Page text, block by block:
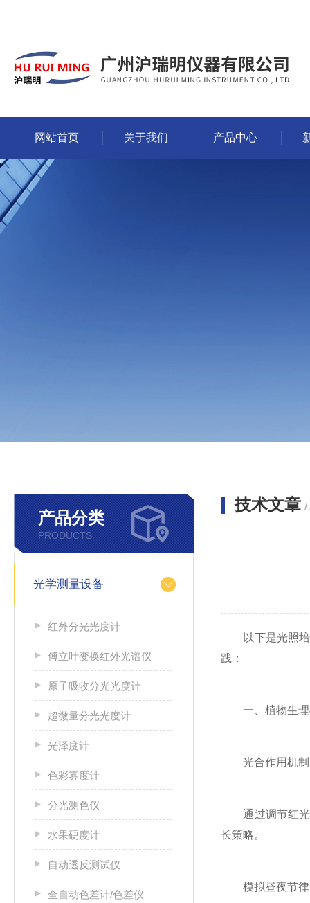
网站首页 关于我们 产品中心
产品分类
PRODUCTS
光学测量设备
红外分光光度计
傅立叶变换红外光谱仪
原子吸收分光光度计
超微量分光光度计
光泽度计
色彩雾度计
分光测色仪
水果硬度计
自动透反测试仪
全自动色差计/色差仪
技术文章 /
以下是光照培
践：
一、植物生理
‌光合作用机制‌
通过调节红光/
长策略。
模拟昼夜节律(